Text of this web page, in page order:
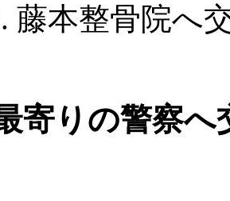
藤本整骨院へ
寄りの警察へ